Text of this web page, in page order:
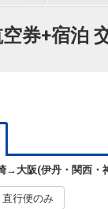
券+宿泊
→大阪(伊丹・関西・
直行便のみ